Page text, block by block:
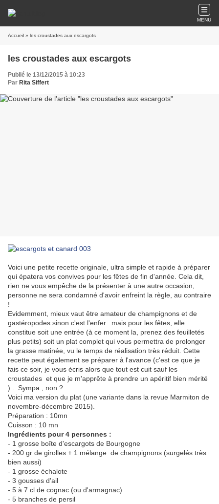
MENU
Accueil » les croustades aux escargots
les croustades aux escargots
Publié le 13/12/2015 à 10:23
Par Rita Siffert
Voici une petite recette originale, ultra simple et rapide à préparer
qui épatera vos convives pour les fêtes de fin d'année. Cela dit,
rien ne vous empêche de la présenter à une autre occasion,
personne ne sera condamné d'avoir enfreint la règle, au contraire
!
Evidemment, mieux vaut être amateur de champignons et de
gastéropodes sinon c'est l'enfer...mais pour les fêtes, elle
constitue soit une entrée (à ce moment la, prenez des feuilletés
plus petits) soit un plat complet qui vous permettra de prolonger
la grasse matinée, vu le temps de réalisation très réduit. Cette
recette peut également se préparer à l'avance (c'est ce que je
fais ce soir, je vous écris alors que tout est cuit sauf les
croustades et que je m'apprête à prendre un apéritif bien mérité
) . Sympa , non ?
Voici ma version du plat (une variante dans la revue Marmiton de
novembre-décembre 2015).
Préparation : 10mn
Cuisson : 10 mn
Ingrédients pour 4 personnes :
- 1 grosse boîte d'escargots de Bourgogne
- 200 gr de girolles + 1 mélange de champignons (surgelés très
bien aussi)
- 1 grosse échalote
- 3 gousses d'ail
- 5 à 7 cl de cognac (ou d'armagnac)
- 5 branches de persil